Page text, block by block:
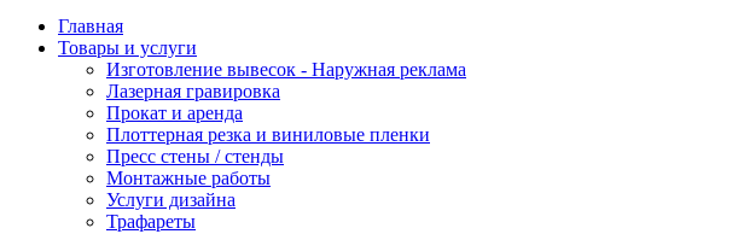
Главная
Товары и услуги
Изготовление вывесок - Наружная реклама
Лазерная гравировка
Прокат и аренда
Плоттерная резка и виниловые пленки
Пресс стены / стенды
Монтажные работы
Услуги дизайна
Трафареты